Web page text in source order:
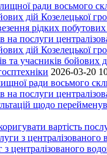
ради восьмого
дій Козелецької
рідких
послуги
дій Козелецької
та учасників бойових
2026-03-20
ради восьмого
послуги
щодо
вартість
з
централізованого